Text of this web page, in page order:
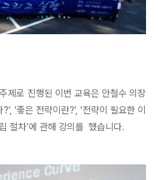
제로 진행된 이번 교육은 안철수 의장
‘좋은 전략이란?’, ‘전략이 필요한 이
립 절차’에 관해 강의를 했습니다.